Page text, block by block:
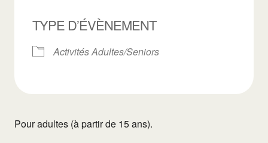
TYPE D’ÉVÈNEMENT
Activités Adultes/Seniors
Pour adultes (à partir de 15 ans).